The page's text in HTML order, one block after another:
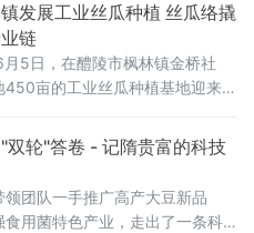
发展工业丝瓜种植 丝瓜络撬
链
5日，在醴陵市枫林镇金桥社
450亩的工业丝瓜种植基地迎来关
果、打侧枝。与普通食用丝瓜不
植的是经传统品种改良而来的工
过错位竞争探索农业增效新路
双轮"答卷 - 记隋贵富的科技
领团队一手推广高产大豆新品
食用菌特色产业，走出了一条科